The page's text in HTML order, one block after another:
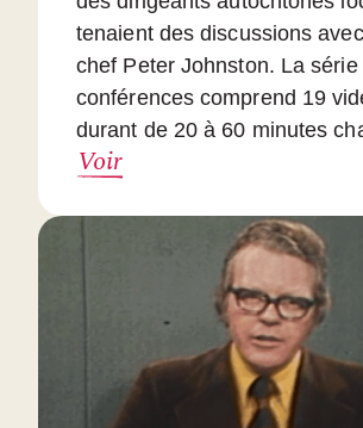
tenaient des discussions
chef Peter Johnston. La série
conférences comprend 19
durant de 20 à 60 minutes
Voir